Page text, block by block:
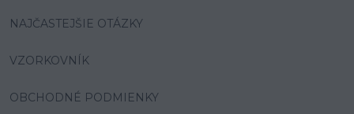
NAJČASTEJŠIE OTÁZKY
VZORKOVNÍK
OBCHODNÉ PODMIENKY